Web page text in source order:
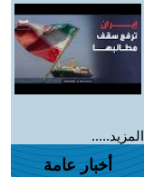
المزيد.....
أخبار عامة